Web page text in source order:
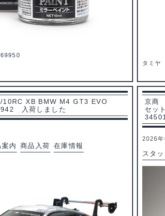
タミヤ
10RC XB BMW M4 GT3 EVO
入荷しました
内 商品入荷 在庫情報
京商
セッ
2026年
スタ